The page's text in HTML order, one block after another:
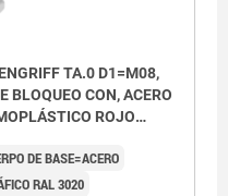
TA.0 D1=M08,
BLOQUEO CON, ACERO
ROJO
DE BASE=ACERO
RAL 3020